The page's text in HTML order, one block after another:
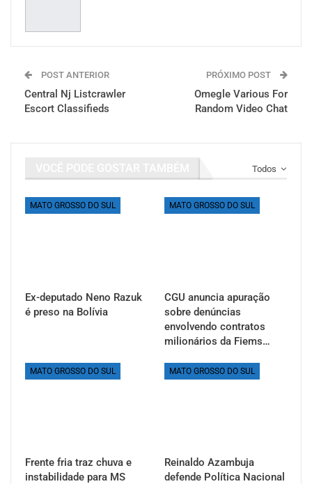
POST ANTERIOR
Central Nj Listcrawler
Escort Classifieds
PRÓXIMO POST
Omegle Various For
Random Video Chat
Todos
MATO GROSSO DO SUL
Ex-deputado Neno Razuk
é preso na Bolívia
MATO GROSSO DO SUL
CGU anuncia apuração
sobre denúncias
envolvendo contratos
milionários da Fiems…
MATO GROSSO DO SUL
Frente fria traz chuva e
instabilidade para MS
MATO GROSSO DO SUL
Reinaldo Azambuja
defende Política Nacional